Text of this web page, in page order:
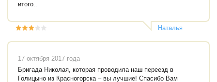
итого..
Наталья
17 октября 2017 года
Бригада Николая, которая проводила наш переезд в
Голицыно из Красногорска – вы лучшие! Спасибо Вам